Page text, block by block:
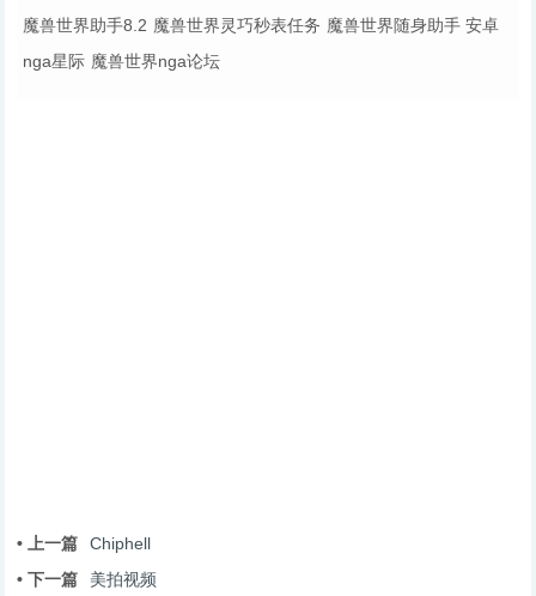
魔兽世界助手8.2 魔兽世界灵巧秒表任务 魔兽世界随身助手 安卓
nga星际 魔兽世界nga论坛
• 上一篇
Chiphell
• 下一篇
美拍视频